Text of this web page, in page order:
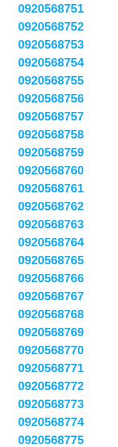
0920568751
0920568752
0920568753
0920568754
0920568755
0920568756
0920568757
0920568758
0920568759
0920568760
0920568761
0920568762
0920568763
0920568764
0920568765
0920568766
0920568767
0920568768
0920568769
0920568770
0920568771
0920568772
0920568773
0920568774
0920568775